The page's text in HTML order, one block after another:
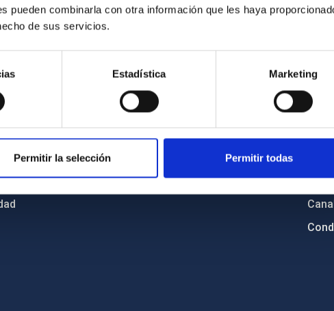
pueden combinarla con otra información que les haya
de sus servicios.
Estadística Marketing
Permitir la selección Permitir todas
Mapa web
Políticas de privacidad
Política de cookies
Accesibilidad